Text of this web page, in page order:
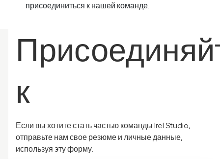
присоединиться к нашей команде.
к
Если вы хотите стать частью команды Irel Studio,
отправьте нам свое резюме и личные данные,
используя эту форму.